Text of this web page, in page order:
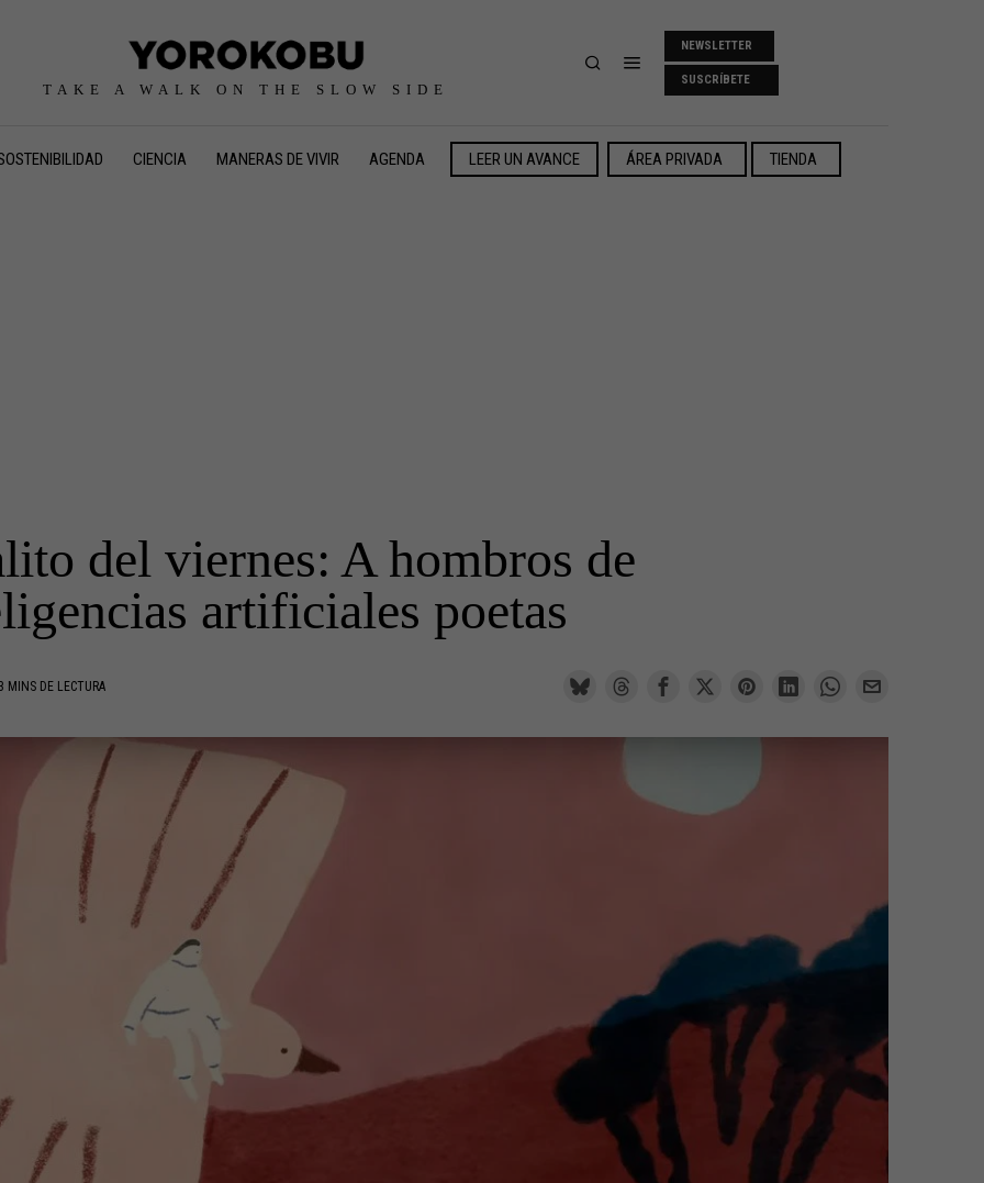
TAKE A WALK ON THE SLOW SIDE
NEWSLETTER
SUSCRÍBETE
CIENCIA MANERAS DE VIVIR AGENDA LEER UN AVANCE ÁREA PRIVADA TIENDA
del viernes: A hombros de
artificiales poetas
MINS DE LECTURA